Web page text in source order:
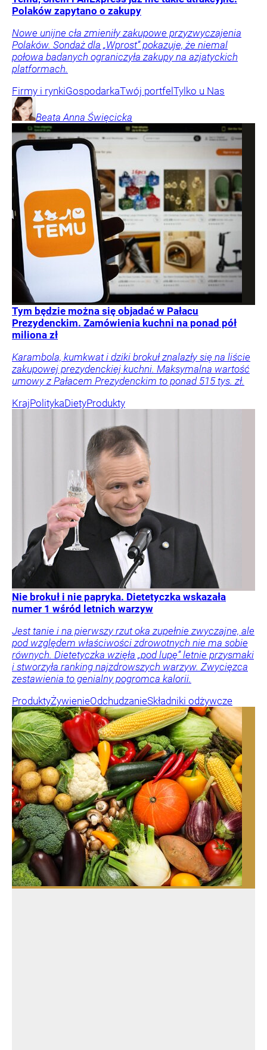
Polaków zapytano o zakupy
Nowe unijne cła zmieniły zakupowe przyzwyczajenia
Polaków. Sondaż dla „Wprost” pokazuje, że niemal
połowa badanych ograniczyła zakupy na azjatyckich
platformach.
Firmy i rynkiGospodarkaTwój portfel Tylko u Nas
Beata Anna Święcicka
Tym będzie można się objadać w Pałacu
Prezydenckim. Zamówienia kuchni na ponad pół
miliona zł
Karambola, kumkwat i dziki brokuł znalazły się na liście
zakupowej prezydenckiej kuchni. Maksymalna wartość
umowy z Pałacem Prezydenckim to ponad 515 tys. zł.
KrajPolitykaDietyProdukty
Nie brokuł i nie papryka. Dietetyczka wskazała
numer 1 wśród letnich warzyw
Jest tanie i na pierwszy rzut oka zupełnie zwyczajne, ale
pod względem właściwości zdrowotnych nie ma sobie
równych. Dietetyczka wzięła „pod lupę” letnie przysmaki
i stworzyła ranking najzdrowszych warzyw. Zwycięzca
zestawienia to genialny pogromca kalorii.
ProduktyŻywienieOdchudzanieSkładniki odżywcze